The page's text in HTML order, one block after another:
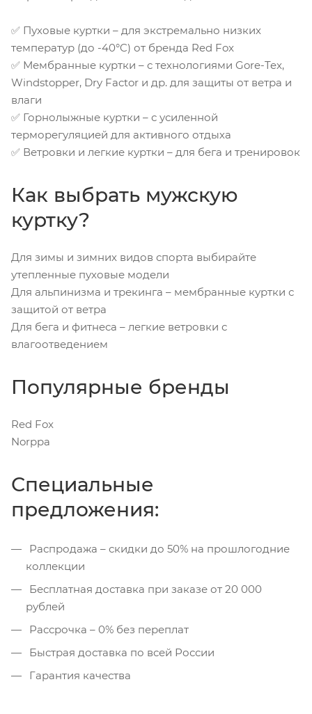
✅ Пуховые куртки – для экстремально низких
температур (до -40°C) от бренда Red Fox
✅ Мембранные куртки – с технологиями Gore-Tex,
Windstopper, Dry Factor и др. для защиты от ветра и
влаги
✅ Горнолыжные куртки – с усиленной
терморегуляцией для активного отдыха
✅ Ветровки и легкие куртки – для бега и тренировок
Как выбрать мужскую
куртку?
Для зимы и зимних видов спорта выбирайте
утепленные пуховые модели
Для альпинизма и трекинга – мембранные куртки с
защитой от ветра
Для бега и фитнеса – легкие ветровки с
влагоотведением
Популярные бренды
Red Fox
Norppa
Специальные
предложения:
Распродажа – скидки до 50% на прошлогодние
коллекции
Бесплатная доставка при заказе от 20 000
рублей
Рассрочка – 0% без переплат
Быстрая доставка по всей России
Гарантия качества